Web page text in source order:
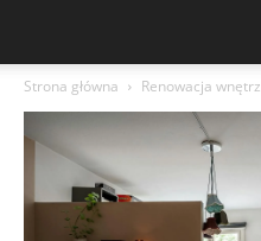
Strona główna Renowacja wnętrz